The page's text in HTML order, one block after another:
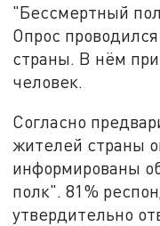
"Бессмертный
Опрос
страны. В нём
человек.
Согласно
жителей страны
информированы
полк". 81%
утвердительно